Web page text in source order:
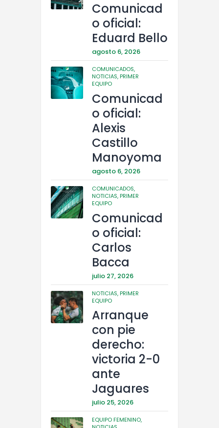
Comunicad
o oficial:
Eduard Bello
agosto 6, 2026
COMUNICADOS,
NOTICIAS,PRIMER
EQUIPO
Comunicad
o oficial:
Alexis
Castillo
Manoyoma
agosto 6, 2026
COMUNICADOS,
NOTICIAS,PRIMER
EQUIPO
Comunicad
o oficial:
Carlos
Bacca
julio 27, 2026
NOTICIAS,PRIMER
EQUIPO
Arranque
con pie
derecho:
victoria 2-0
ante
Jaguares
julio 25, 2026
EQUIPO FEMENINO,